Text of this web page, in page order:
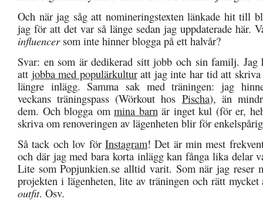
Och när jag såg att nomineringstexten länkade hit till
jag för att det var så länge sedan jag uppdaterade här.
influencersom inte hinner blogga på ett halvår?
Svar: en som är dedikerad sitt jobb och sin familj.
att jobba med populärkulturatt jag inte har tid att skriva
längre inlägg. Samma sak med träningen: jag
veckans träningspass (Wörkout hos Pischa), än
dem. Och blogga om mina barn är inget kul (för er,
skriva om renoveringen av lägenheten blir för
Så tack och lov för Instagram! Det är min mest
och där jag med bara korta inlägg kan fånga lika delar
Lite som Popjunkien.se alltid varit. Som när jag reser
projekten i lägenheten, lite av träningen och rätt
outfit. Osv.